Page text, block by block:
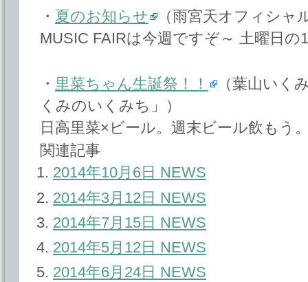
・ 夏のお知らせ
（雨宮天オフィシャ
MUSIC FAIRは今週ですぞ～ 土曜日の
・ 里菜ちゃん生誕祭！！
（葉山いく
くみのいくみち」）
日高里菜×ビール。週末ビール飲もう
関連記事
2014年10月6日 NEWS
2014年3月12日 NEWS
2014年7月15日 NEWS
2014年5月12日 NEWS
2014年6月24日 NEWS